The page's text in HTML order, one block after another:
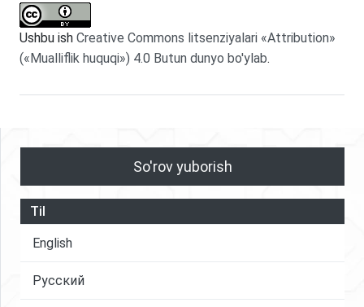
Ushbu ish Creative Commons litsenziyalari «Attribution»
(«Mualliflik huquqi») 4.0 Butun dunyo bo'ylab.
So'rov yuborish
Til
English
Русский